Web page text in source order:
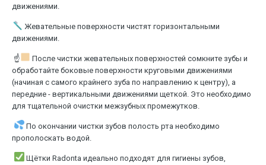
движениями.
Жевательные поверхности чистят горизонтальными
движениями.
☝
После чистки жевательных поверхностей сомкните зубы и
обработайте боковые поверхности круговыми движениями
(начиная с самого крайнего зуба по направлению к центру), а
передние - вертикальными движениями щеткой. Это необходимо
для тщательной очистки межзубных промежутков.
По окончании чистки зубов полость рта необходимо
прополоскать водой.
Щётки Radonta идеально подходят для гигиены зубов,